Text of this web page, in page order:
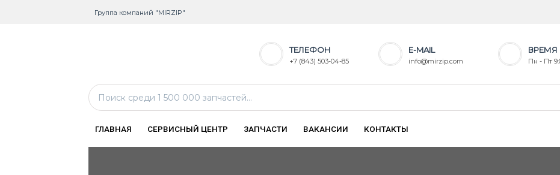
Группа компаний "MIRZIP"
ТЕЛЕФОН
+7 (843) 503-04-85
E-MAIL
info@mirzip.com
ВРЕМЯ
Пн - Пт
ГЛАВНАЯ СЕРВИСНЫЙ ЦЕНТР ЗАПЧАСТИ ВАКАНСИИ КОНТАКТЫ